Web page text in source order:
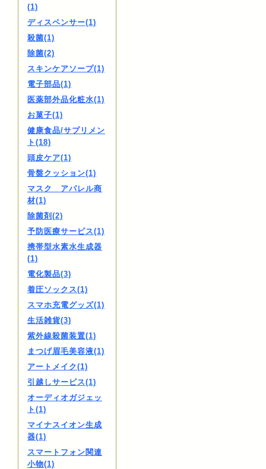
(1)
ディスペンサー(1)
殺菌(1)
除菌(2)
スキンケアソープ(1)
電子部品(1)
医薬部外品化粧水(1)
お菓子(1)
健康食品/サプリメン
ト(18)
頭皮ケア(1)
骨盤クッション(1)
マスク アパレル商
材(1)
除菌剤(2)
予防医療サービス(1)
携帯型水素水生成器
(1)
電化製品(3)
着圧ソックス(1)
スマホ充電グッズ(1)
生活雑貨(3)
紫外線殺菌装置(1)
まつげ眉毛美容液(1)
アートメイク(1)
引越しサービス(1)
オーディオガジェッ
ト(1)
マイナスイオン生成
器(1)
スマートフォン関連
小物(1)